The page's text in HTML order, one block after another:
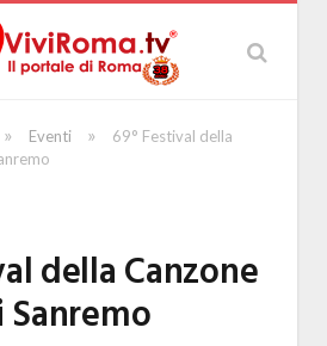
» Eventi »
69° Festival della
della Canzone